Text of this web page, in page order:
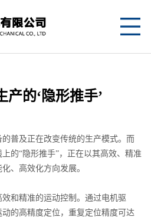
产的‘隐形推手’
普及正在改变传统的生产模式。而
的“隐形推手”，正在以其高效、精准
、高效化方向发展。
和精准的运动控制。通过电机驱
的高精度定位，重复定位精度可达